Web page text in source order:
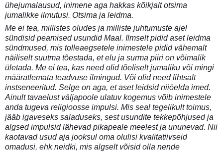
ühejumalausud, inimene aga hakkas kõikjalt otsima
jumalikke ilmutusi. Otsima ja leidma.
Me ei tea, millistes oludes ja milliste juhtumuste ajel
sündisid peamised usundid Maal. Ilmselt pidid aset leidma
sündmused, mis tolleaegsetele inimestele pidid vähemalt
näiliselt suutma tõestada, et elu ja surma piiri on võimalik
ületada. Me ei tea, kas need olid tõeliselt jumaliku või mingi
määratlemata teadvuse ilmingud. Või olid need lihtsalt
instseneeritud. Selge on aga, et aset leidsid niiöelda imed.
Ainult tavaelust väljapoole ulatuv kogemus võib inimestele
anda tugeva religioosse impulsi. Mis seal tegelikult toimus,
jääb igaveseks saladuseks, sest usundite tekkepõhjused ja
algsed impulsid lähevad pikapeale meelest ja ununevad. Nii
kaotavad usud aja jooksul oma olulisi kvalitatiivseid
omadusi, ehk neidki, mis algselt võisid olla nende